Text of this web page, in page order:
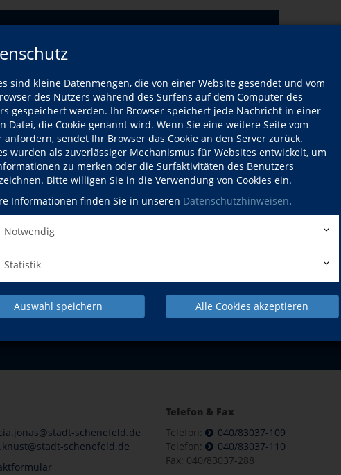
sind kleine Datenmengen, die von einer Website gesendet und vom
des Nutzers während des Surfens auf dem Computer des
gespeichert werden. Ihr Browser speichert jede Nachricht in einer
Datei, die Cookie genannt wird. Wenn Sie eine weitere Seite vom
anfordern, sendet Ihr Browser das Cookie an den Server zurück.
wurden als zuverlässiger Mechanismus für Websites entwickelt, um
zu merken oder die Surfaktivitäten des Benutzers
Bitte willigen Sie in die Verwendung von Cookies ein.
Informationen finden Sie in unseren Datenschutzhinweisen.
Notwendig
Statistik
Auswahl speichern Alle Cookies akzeptieren
Wann?
Do., 03.09.2026
Programm
schenefeld.de
schenefeld.de
Telefon & Fax
Telefon:
040/83037-109
Telefon:
040/83037-110
Fax: 040/83037-288